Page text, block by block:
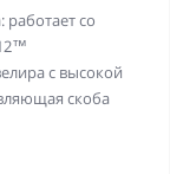
работает со
с высокой
скоба